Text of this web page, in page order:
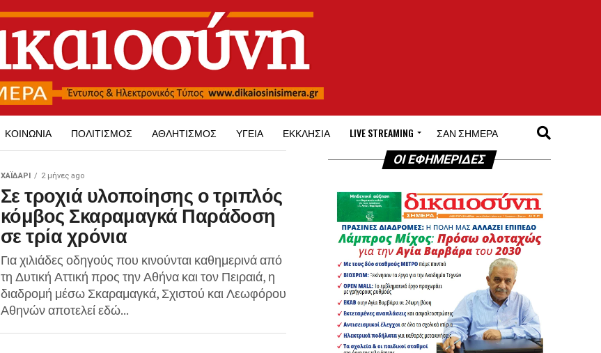
ΚΟΙΝΩΝΊΑ ΠΟΛΙΤΙΣΜΌΣ ΑΘΛΗΤΙΣΜΌΣ ΥΓΕΊΑ ΕΚΚΛΗΣΊΑ LIVE STREAMING ΣΑΝ ΣΉΜΕΡΑ
ΧΑΪΔΑΡΙ 2 μήνες ago
Σε τροχιά υλοποίησης ο τριπλός
κόμβος Σκαραμαγκά Παράδοση
σε τρία χρόνια
Για χιλιάδες οδηγούς που κινούνται καθημερινά από
τη Δυτική Αττική προς την Αθήνα και τον Πειραιά, η
διαδρομή μέσω Σκαραμαγκά, Σχιστού και Λεωφόρου
Αθηνών αποτελεί εδώ...
ΟΙ ΕΦΗΜΕΡΙΔΕΣ